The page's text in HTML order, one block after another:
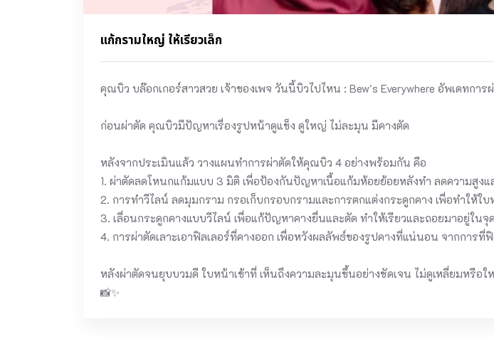
แก้กรามใหญ่ ให้เรียวเล็ก
คุณบิว บล๊อกเกอร์สาวสวย เจ้าของเพจ วันนี้บิวไปไหน : Bew's Everywhere อัพเดทกา
ก่อนผ่าตัด คุณบิวมีปัญหาเรื่องรูปหน้าดูแข็ง ดูใหญ่ ไม่ละมุน มีคางตัด
หลังจากประเมินแล้ว วางแผนทำการผ่าตัดให้คุณบิว 4 อย่างพร้อมกัน คือ
1. ผ่าตัดลดโหนกแก้มแบบ 3 มิติ เพื่อป้องกันปัญหาเนื้อแก้มห้อยย้อยหลังทำ ลดความสูง
2. การทำวีไลน์ ลดมุมกราม กรอเก็บกรอบกรามและการตกแต่งกระดูกคาง เพื่อทำให้
3. เลื่อนกระดูกคางแบบวีไลน์ เพื่อแก้ปัญหาคางยื่นและตัด ทำให้เรียวและถอยมาอยู่ใน
4. การผ่าตัดเลาะเอาฟิลเลอร์ที่คางออก เพื่อหวังผลลัพธ์ของรูปคางที่แน่นอน จากการที่
หลังผ่าตัดจนยุบบวมดี ใบหน้าเข้าที่ เห็นถึงความละมุนขึ้นอย่างชัดเจน ไม่ดูเหลี่ยมหรื
📸✨